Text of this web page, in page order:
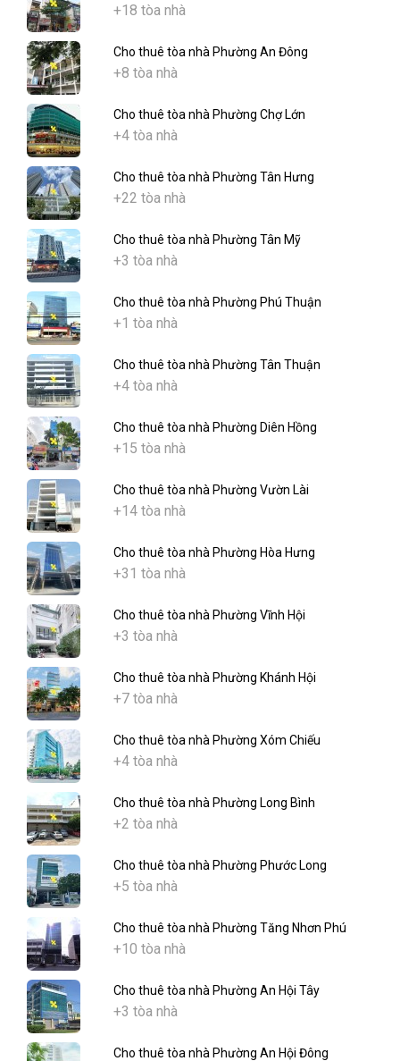
+18 tòa nhà
Cho thuê tòa nhà Phường An Đông
+8 tòa nhà
Cho thuê tòa nhà Phường Chợ Lớn
+4 tòa nhà
Cho thuê tòa nhà Phường Tân Hưng
+22 tòa nhà
Cho thuê tòa nhà Phường Tân Mỹ
+3 tòa nhà
Cho thuê tòa nhà Phường Phú Thuận
+1 tòa nhà
Cho thuê tòa nhà Phường Tân Thuận
+4 tòa nhà
Cho thuê tòa nhà Phường Diên Hồng
+15 tòa nhà
Cho thuê tòa nhà Phường Vườn Lài
+14 tòa nhà
Cho thuê tòa nhà Phường Hòa Hưng
+31 tòa nhà
Cho thuê tòa nhà Phường Vĩnh Hội
+3 tòa nhà
Cho thuê tòa nhà Phường Khánh Hội
+7 tòa nhà
Cho thuê tòa nhà Phường Xóm Chiếu
+4 tòa nhà
Cho thuê tòa nhà Phường Long Bình
+2 tòa nhà
Cho thuê tòa nhà Phường Phước Long
+5 tòa nhà
Cho thuê tòa nhà Phường Tăng Nhơn Phú
+10 tòa nhà
Cho thuê tòa nhà Phường An Hội Tây
+3 tòa nhà
Cho thuê tòa nhà Phường An Hội Đông